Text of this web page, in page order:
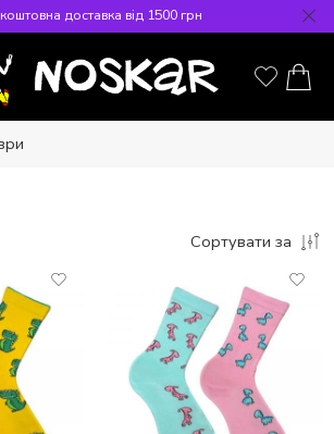
доставка від 1500 грн
Сортувати за